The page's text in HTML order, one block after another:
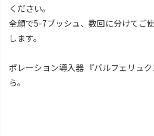
ください。
全顔で5-7プッシュ、数回に分けてご
します。
ポレーション導入器 『パルフェリュ
ら。